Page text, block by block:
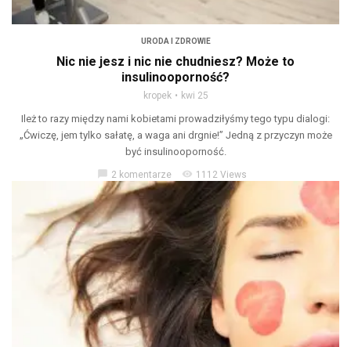
URODA I ZDROWIE
Nic nie jesz i nic nie chudniesz? Może to
insulinooporność?
kropek kwi 25
Ileż to razy między nami kobietami prowadziłyśmy tego typu dialogi:
„Ćwiczę, jem tylko sałatę, a waga ani drgnie!” Jedną z przyczyn może
być insulinooporność.
2 komentarze visibility 1112 Views